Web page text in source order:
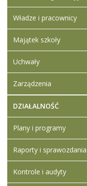
Artykuł został
zmieniony.
zmieniony.
Władze i pracownicy
Majątek szkoły
Uchwały
Zarządzenia
DZIAŁALNOŚĆ
Plany i programy
Raporty i sprawozdania
Kontrole i audyty